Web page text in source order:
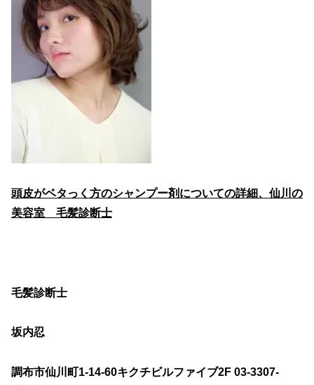
頭皮がベタっく方のシャンプー剤についての詳細、仙川の
美容室 毛髪診断士
毛髪診断士
坂内忍
調布市仙川町1-14-60キクチビルファイブ2F 03-3307-